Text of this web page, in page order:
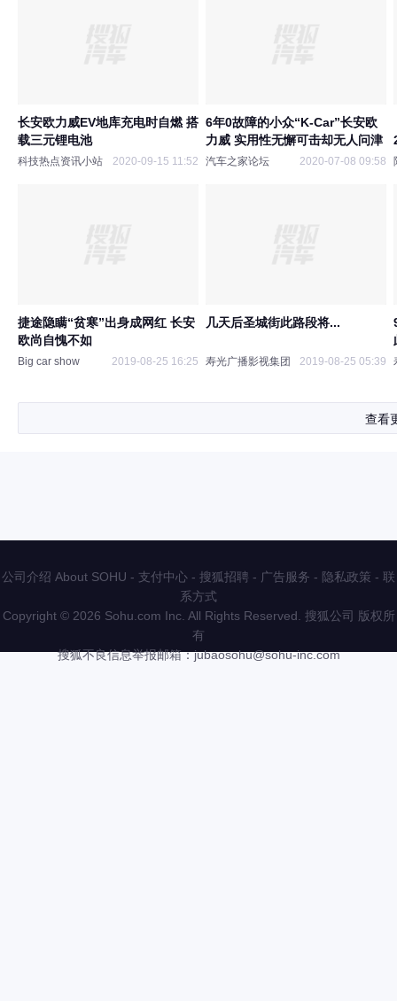
长安欧力威EV地库充电时自燃 搭
载三元锂电池
科技热点资讯小站 2020-09-15 11:52
6年0故障的小众“K-Car”长安欧
力威 实用性无懈可击却无人问津
汽车之家论坛 2020-07-08 09:58
捷途隐瞒“贫寒”出身成网红 长安
欧尚自愧不如
Big car show 2019-08-25 16:25
几天后圣城街此路段将...
寿光广播影视集团 2019-08-25 05:39
查看
公司介绍 About SOHU - 支付中心 - 搜狐招聘 - 广告服务 - 隐私政策 - 联
系方式
Copyright © 2026 Sohu.com Inc. All Rights Reserved. 搜狐公司 版权所
有
搜狐不良信息举报邮箱：jubaosohu@sohu-inc.com